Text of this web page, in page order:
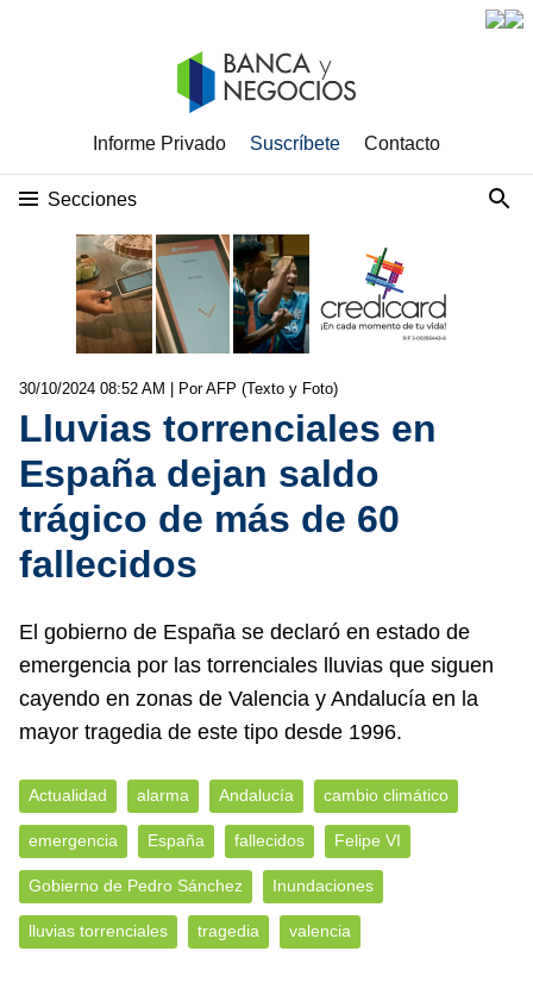
Informe Privado Suscríbete Contacto
Secciones
30/10/2024 08:52 AM | Por AFP (Texto y Foto)
Lluvias torrenciales en
España dejan saldo
trágico de más de 60
fallecidos
El gobierno de España se declaró en estado de
emergencia por las torrenciales lluvias que siguen
cayendo en zonas de Valencia y Andalucía en la
mayor tragedia de este tipo desde 1996.
Actualidad alarma Andalucía cambio climático
emergencia España fallecidos Felipe VI
Gobierno de Pedro Sánchez Inundaciones
lluvias torrenciales tragedia valencia